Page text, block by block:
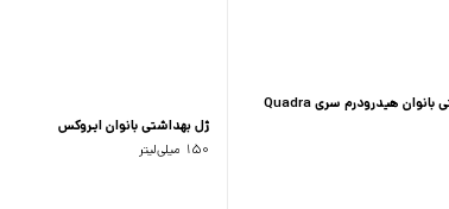
ژل بهداشتی بانوان هیدرودرم سری Quadra
ژل بهداشتی بانوان ایروکس
150 میلی‌لیتر